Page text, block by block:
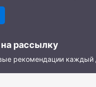
рассылку
рекомендации каждый